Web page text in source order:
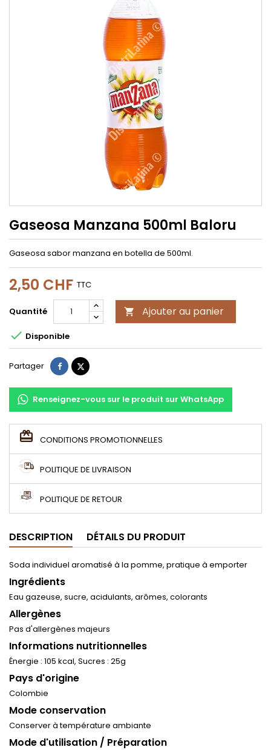
Gaseosa Manzana 500ml Baloru
Gaseosa sabor manzana en botella de 500ml.
2,50 CHF TTC
Quantité  Ajouter au panier
 Disponible
Partager PartagerTweet
Renseignez-vous sur le produit sur WhatsApp
CONDITIONS PROMOTIONNELLES
POLITIQUE DE LIVRAISON
POLITIQUE DE RETOUR
DESCRIPTION DÉTAILS DU PRODUIT
Soda individuel aromatisé à la pomme, pratique à emporter
Ingrédients
Eau gazeuse, sucre, acidulants, arômes, colorants
Allergènes
Pas d'allergènes majeurs
Informations nutritionnelles
Énergie : 105 kcal, Sucres : 25g
Pays d'origine
Colombie
Mode conservation
Conserver à température ambiante
Mode d'utilisation / Préparation